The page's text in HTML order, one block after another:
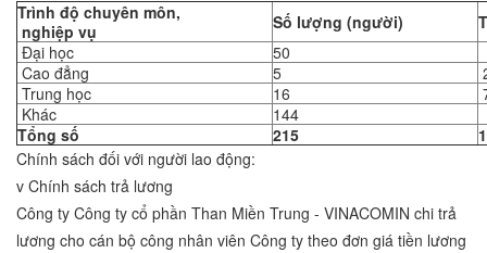
Trình độ chuyên môn,
nghiệp vụ
Số lượng (người)
Đại học
50
Cao đẳng
5
Trung học
16
Khác
144
Tổng số
215
Chính sách đối với người lao động:
v Chính sách trả lương
Công ty Công ty cổ phần Than Miền Trung - VINACOMIN chi trả
lương cho cán bộ công nhân viên Công ty theo đơn giá tiền lương